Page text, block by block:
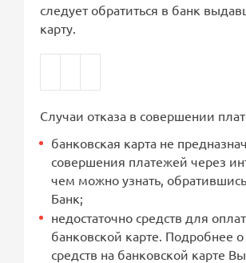
следует обратиться в банк
карту.
Случаи отказа в совершении
банковская карта не
совершения платежей через
чем можно узнать,
Банк;
недостаточно средств для
банковской карте. Подробнее
средств на банковской карте